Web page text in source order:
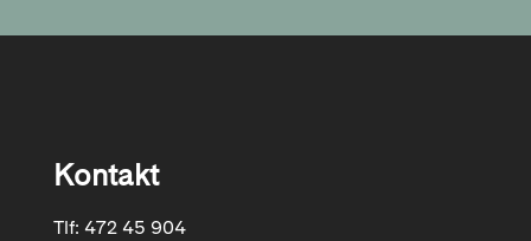
Kontakt
Tlf: 472 45 904